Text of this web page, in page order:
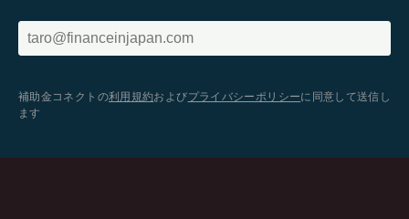
補助金コネクトの利用規約およびプライバシーポリシーに同意して送信し
ます